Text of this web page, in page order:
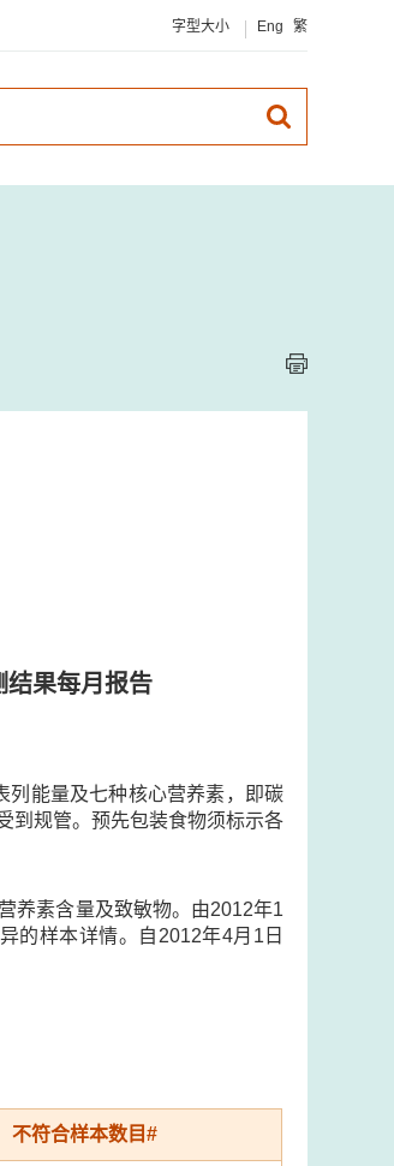
字型大小 Eng 繁
结果每月报告
列能量及七种核心营养素，即碳
到规管。预先包装食物须标示各
养素含量及致敏物。由2012年1
的样本详情。自2012年4月1日
不符合样本数目#